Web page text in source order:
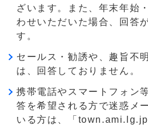
ざいます。また、年末年始
わせいただいた場合、回答
す。
セールス・勧誘や、趣旨不
は、回答しておりません。
携帯電話やスマートフォン
答を希望される方で迷惑メ
いる方は、「